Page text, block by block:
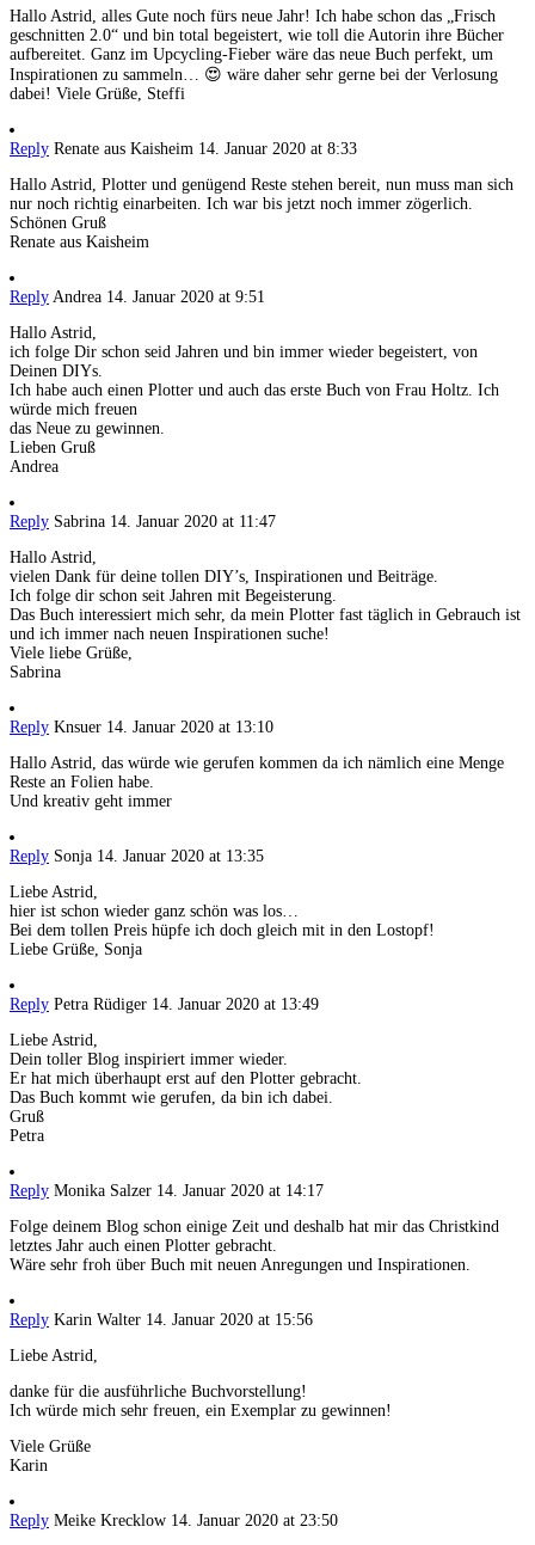
Hallo Astrid, alles Gute noch fürs neue Jahr! Ich habe schon das „Frisch
geschnitten 2.0“ und bin total begeistert, wie toll die Autorin ihre Bücher
aufbereitet. Ganz im Upcycling-Fieber wäre das neue Buch perfekt, um
Inspirationen zu sammeln… 😍 wäre daher sehr gerne bei der Verlosung
dabei! Viele Grüße, Steffi
Reply Renate aus Kaisheim 14. Januar 2020 at 8:33
Hallo Astrid, Plotter und genügend Reste stehen bereit, nun muss man sich
nur noch richtig einarbeiten. Ich war bis jetzt noch immer zögerlich.
Schönen Gruß
Renate aus Kaisheim
Reply Andrea 14. Januar 2020 at 9:51
Hallo Astrid,
ich folge Dir schon seid Jahren und bin immer wieder begeistert, von
Deinen DIYs.
Ich habe auch einen Plotter und auch das erste Buch von Frau Holtz. Ich
würde mich freuen
das Neue zu gewinnen.
Lieben Gruß
Andrea
Reply Sabrina 14. Januar 2020 at 11:47
Hallo Astrid,
vielen Dank für deine tollen DIY’s, Inspirationen und Beiträge.
Ich folge dir schon seit Jahren mit Begeisterung.
Das Buch interessiert mich sehr, da mein Plotter fast täglich in Gebrauch ist
und ich immer nach neuen Inspirationen suche!
Viele liebe Grüße,
Sabrina
Reply Knsuer 14. Januar 2020 at 13:10
Hallo Astrid, das würde wie gerufen kommen da ich nämlich eine Menge
Reste an Folien habe.
Und kreativ geht immer
Reply Sonja 14. Januar 2020 at 13:35
Liebe Astrid,
hier ist schon wieder ganz schön was los…
Bei dem tollen Preis hüpfe ich doch gleich mit in den Lostopf!
Liebe Grüße, Sonja
Reply Petra Rüdiger 14. Januar 2020 at 13:49
Liebe Astrid,
Dein toller Blog inspiriert immer wieder.
Er hat mich überhaupt erst auf den Plotter gebracht.
Das Buch kommt wie gerufen, da bin ich dabei.
Gruß
Petra
Reply Monika Salzer 14. Januar 2020 at 14:17
Folge deinem Blog schon einige Zeit und deshalb hat mir das Christkind
letztes Jahr auch einen Plotter gebracht.
Wäre sehr froh über Buch mit neuen Anregungen und Inspirationen.
Reply Karin Walter 14. Januar 2020 at 15:56
Liebe Astrid,
danke für die ausführliche Buchvorstellung!
Ich würde mich sehr freuen, ein Exemplar zu gewinnen!
Viele Grüße
Karin
Reply Meike Krecklow 14. Januar 2020 at 23:50